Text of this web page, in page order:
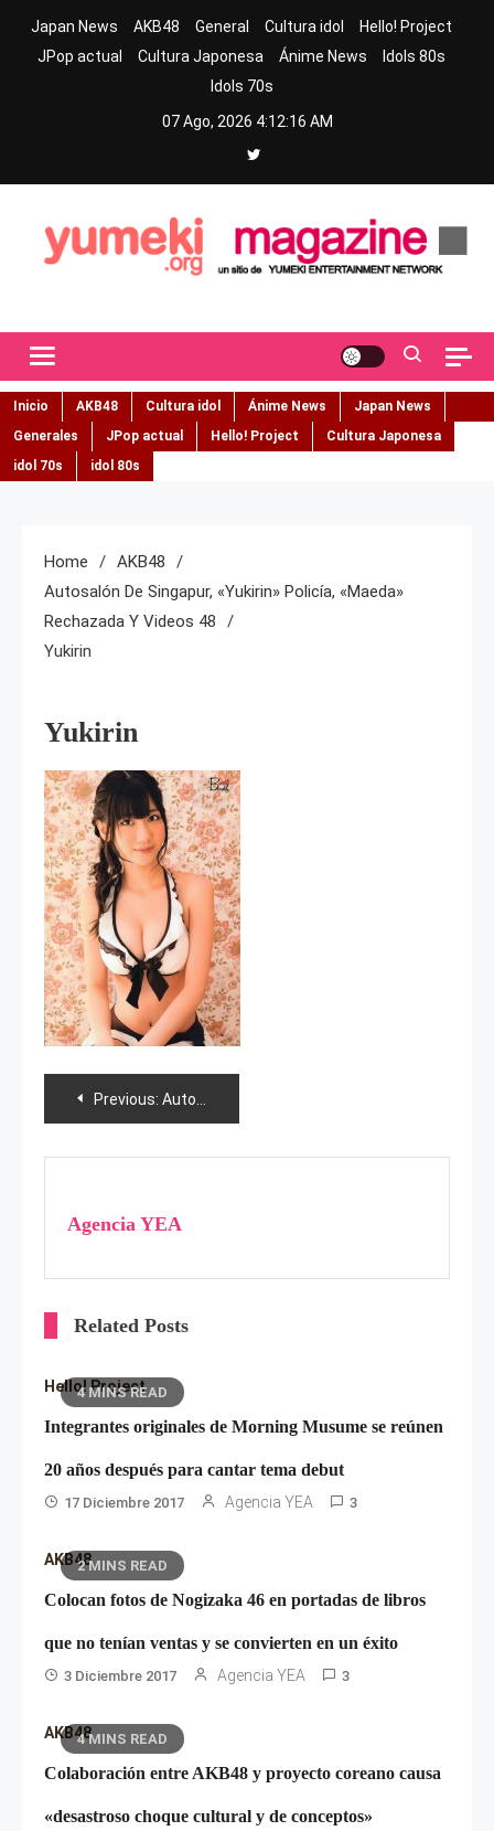
Japan News AKB48 General Cultura idol
Hello! Project
JPop actual
Cultura Japonesa Ánime News
Idols 80s
Idols 70s
07 Ago, 2026 4:12:17 AM
Inicio AKB48 Cultura idol Ánime News
Japan News
Generales
JPop actual Hello! Project
Cultura Japonesa
idol 70s
idol 80s
Home
AKB48
Autosalón De Singapur, «Yukirin» Policía, «Maeda»
Rechazada Y Videos 48
Yukirin
Yukirin
Navegación
de
Previous: Autosalón de Singapur, «Yukirin» policía, «Maeda» rechazada y videos 48
Agencia YEA
Related Posts
4 MINS READ
Hello! Project
Integrantes originales de Morning Musume se reúnen
20 años después para cantar tema debut
17 Diciembre 2017 Agencia YEA 3
2 MINS READ
AKB48
Colocan fotos de Nogizaka 46 en portadas de libros
que no tenían ventas y se convierten en un éxito
3 Diciembre 2017 Agencia YEA 3
4 MINS READ
AKB48
Colaboración entre AKB48 y proyecto coreano causa
«desastroso choque cultural y de conceptos»